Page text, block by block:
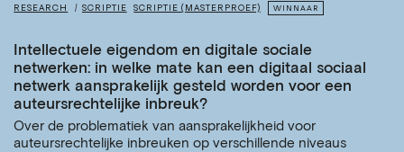
RESEARCH SCRIPTIE SCRIPTIE (MASTERPROEF) WINNAAR
Intellectuele eigendom en digitale sociale
netwerken: in welke mate kan een digitaal sociaal
netwerk aansprakelijk gesteld worden voor een
auteursrechtelijke inbreuk?
Over de problematiek van aansprakelijkheid voor
auteursrechtelijke inbreuken op verschillende niveaus